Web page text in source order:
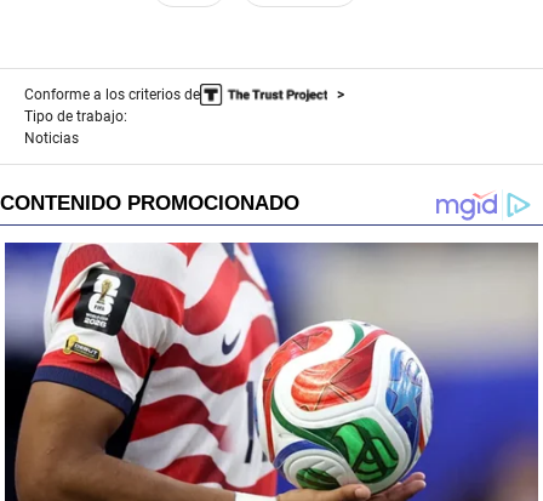
Conforme a los criterios de
Tipo de trabajo:
Noticias